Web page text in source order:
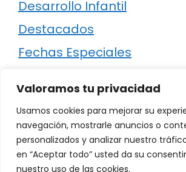
Valoramos tu privacidad
Usamos cookies para mejorar su
navegación, mostrarle anuncios o
personalizados y analizar nuestro
en “Aceptar todo” usted da su
nuestro uso de las cookies.
Desarrollo Infantil
Destacados
Fechas Especiales
Regalos
Relaciones
Ropa